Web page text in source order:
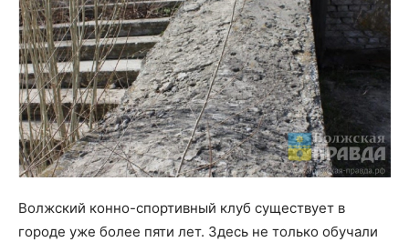
Волжский конно-спортивный клуб существует в
городе уже более пяти лет. Здесь не только обучали